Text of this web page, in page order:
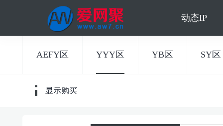
动态IP
AEFY区 YYY区 YB区 SY区
显示购买